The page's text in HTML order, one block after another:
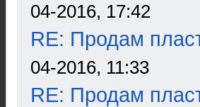
04-2016, 17:42
RE: Продам
04-2016, 11:33
RE: Продам